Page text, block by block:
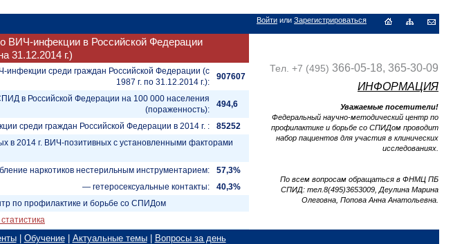
Войти или Зарегистрироваться
ВИЧ-инфекции в Российской Федерации
31.12.2014 г.)
инфекции среди граждан Российской Федерации (с
1987 г. по 31.12.2014 г.):
907607
в Российской Федерации на 100 000 населения
(пораженность):
494,6
среди граждан Российской Федерации в 2014 г. :
85252
2014 г. ВИЧ-позитивных с установленными факторами
наркотиков нестерильным инструментарием:
57,3%
— гетеросексуальные контакты:
40,3%
по профилактике и борьбе со СПИДом
Тел. +7 (495) 366-05-18, 365-30-09
ИНФОРМАЦИЯ
Уважаемые посетители!
Федеральный научно-методический центр по
профилактике и борьбе со СПИДом проводит
набор пациентов для участия в клинических
исследованиях.
По всем вопросам обращаться в ФНМЦ ПБ
СПИД: тел.8(495)3653009, Деулина Марина
Олеговна, Попова Анна Анатольевна.
| Обучение| Актуальные темы| Вопросы за день